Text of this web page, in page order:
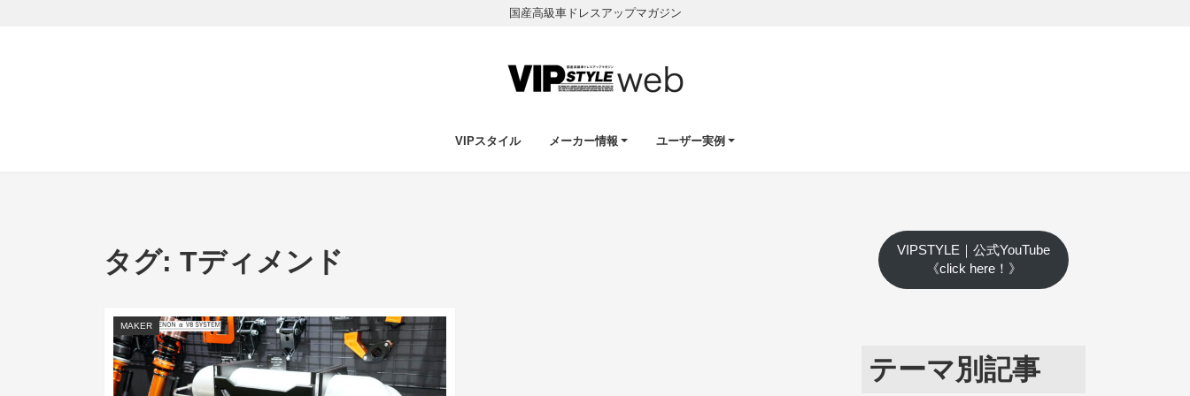
国産高級車ドレスアップマガジン
VIPスタイル メーカー情報 ユーザー実例
タグ: Tディメンド
MAKER
VIPSTYLE｜公式YouTube
《click here！》
テーマ別記事